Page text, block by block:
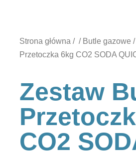
Strona główna / / Butle gazowe /
Przetoczka 6kg CO2 SODA
Zestaw
CO2